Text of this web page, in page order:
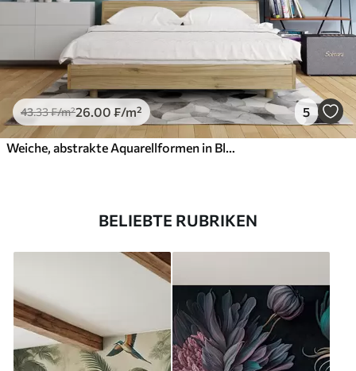
43.33₣/m²26 .00 ₣/m² 5
BELIEBTE RUBRIKEN